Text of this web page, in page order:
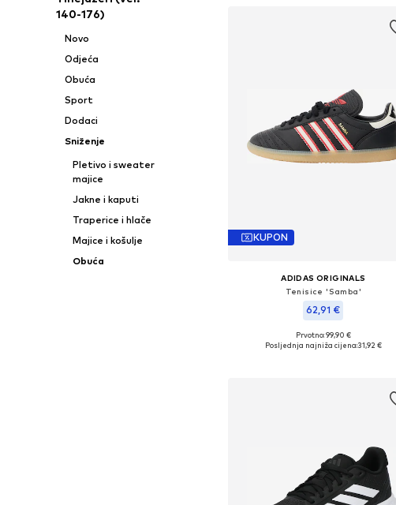
140-176)
Novo
Odjeća
Obuća
Sport
Dodaci
Sniženje
Pletivo i sweater
majice
Jakne i kaputi
Traperice i hlače
Majice i košulje
Obuća
KUPON
ADIDAS ORIGINALS
Tenisice 'Samba'
62,91 €
Dostupno u više veličina
Prvotno: 99,90 €
Posljednja najniža cijena:31,92 €